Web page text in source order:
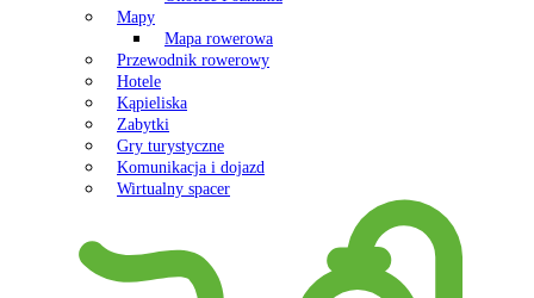
Mapy
Mapa rowerowa
Przewodnik rowerowy
Hotele
Kąpieliska
Zabytki
Gry turystyczne
Komunikacja i dojazd
Wirtualny spacer